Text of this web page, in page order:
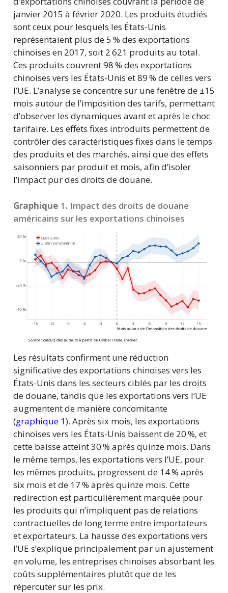
janvier 2015 à février 2020. Les produits étudiés
sont ceux pour lesquels les États-Unis
représentaient plus de5 % des exportations
chinoises en 2017, soit 2 621 produits au total.
Ces produits couvrent98 % des exportations
chinoises vers les États-Unis et89 % de celles vers
l’UE. L’analyse se concentre sur une fenêtre de ±15
mois autour de l’imposition des tarifs, permettant
d’observer les dynamiques avant et après le choc
tarifaire. Les effets fixes introduits permettent de
contrôler des caractéristiques fixes dans le temps
des produits et des marchés, ainsi que des effets
saisonniers par produit et mois, afin d’isoler
l’impact pur des droits de douane.
Graphique1. Impact des droits de douane
américains sur les exportations chinoises
Les résultats confirment une réduction
significative des exportations chinoises vers les
États-Unis dans les secteurs ciblés par les droits
de douane, tandis que les exportations vers l’UE
augmentent de manière concomitante
(graphique 1). Après six mois, les exportations
chinoises vers les États-Unis baissent de 20 %, et
cette baisse atteint30 % après quinze mois. Dans
le même temps, les exportations vers l’UE, pour
les mêmes produits, progressent de 14 % après
six mois et de 17 % après quinze mois. Cette
redirection est particulièrement marquée pour
les produits qui n’impliquent pas de relations
contractuelles de long terme entre importateurs
et exportateurs. La hausse des exportations vers
l’UE s’explique principalement par un ajustement
en volume, les entreprises chinoises absorbant les
coûts supplémentaires plutôt que de les
répercuter sur les prix.